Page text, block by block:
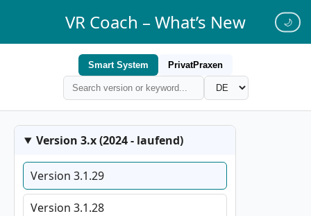
VR Coach – What’s New 🌙
Smart System PrivatPraxen
Version 3.x (2024 - laufend)
Version 3.1.29
Version 3.1.28